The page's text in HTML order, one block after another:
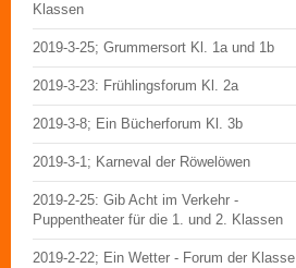
Klassen
2019-3-25; Grummersort Kl. 1a und 1b
2019-3-23: Frühlingsforum Kl. 2a
2019-3-8; Ein Bücherforum Kl. 3b
2019-3-1; Karneval der Röwelöwen
2019-2-25: Gib Acht im Verkehr -
Puppentheater für die 1. und 2. Klassen
2019-2-22; Ein Wetter - Forum der Klasse